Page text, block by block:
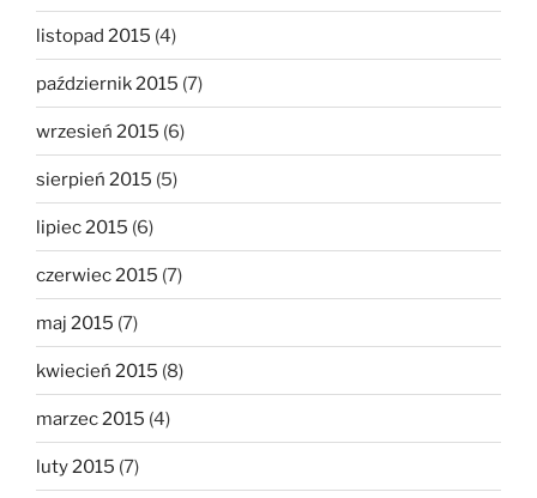
listopad 2015 (4)
październik 2015 (7)
wrzesień 2015 (6)
sierpień 2015 (5)
lipiec 2015 (6)
czerwiec 2015 (7)
maj 2015 (7)
kwiecień 2015 (8)
marzec 2015 (4)
luty 2015 (7)